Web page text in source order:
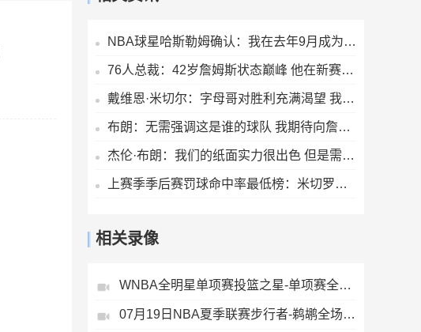
NBA球星哈斯勒姆确认：我在去年9月成为伊普斯维奇少数股东
76人总裁：42岁詹姆斯状态巅峰 他在新赛季能打出MVP级别的表现
戴维恩·米切尔：字母哥对胜利充满渴望 我们的交谈非常融洽
布朗：无需强调这是谁的球队 我期待向詹姆斯及队友们学习
杰伦·布朗：我们的纸面实力很出色 但是需要磨合才能兑现天赋
上赛季季后赛罚球命中率最低榜：米切罗最低 戈贝尔第二低
相关录像
WNBA全明星单项赛投篮之星-单项赛全场录像
07月19日NBA夏季联赛步行者-鹈鹕全场录像